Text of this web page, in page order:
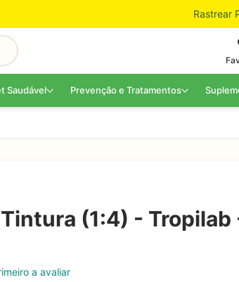
Rastrear
Saudável Prevenção e Tratamentos
(1:4) - Tropilab
a avaliar